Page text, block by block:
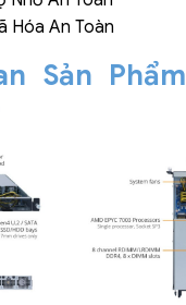
Hóa An Toàn
Sản Phẩm